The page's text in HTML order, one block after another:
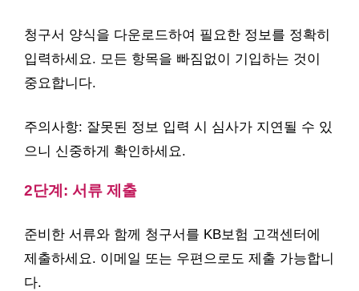
청구서 양식을 다운로드하여 필요한 정보를 정확히
입력하세요. 모든 항목을 빠짐없이 기입하는 것이
중요합니다.
주의사항: 잘못된 정보 입력 시 심사가 지연될 수 있
으니 신중하게 확인하세요.
2단계: 서류 제출
준비한 서류와 함께 청구서를 KB보험 고객센터에
제출하세요. 이메일 또는 우편으로도 제출 가능합니
다.